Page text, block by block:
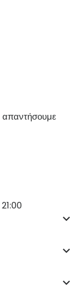
keyboard_arrow_down
keyboard_arrow_down
keyboard_arrow_down